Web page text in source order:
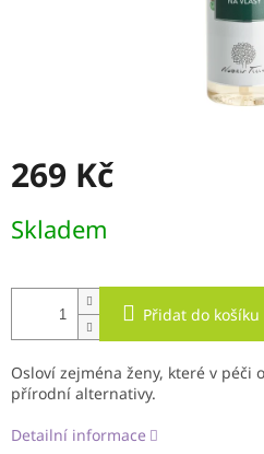
269 Kč
cena:
Skladem
Přidat do košíku
Osloví zejména ženy, které v péči
přírodní alternativy.
Detailní informace